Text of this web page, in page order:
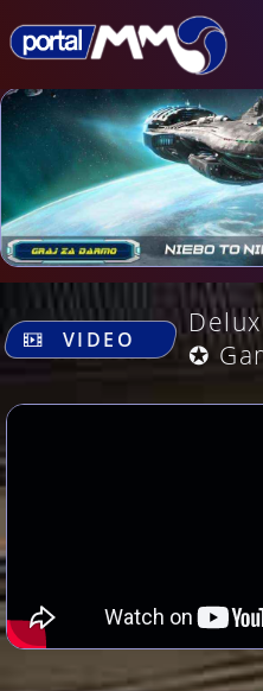
VIDEO
✪